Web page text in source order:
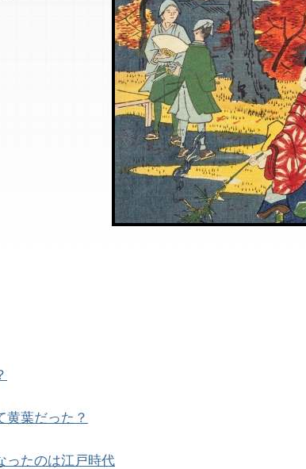
黄葉だった？
ったのは江戸時代